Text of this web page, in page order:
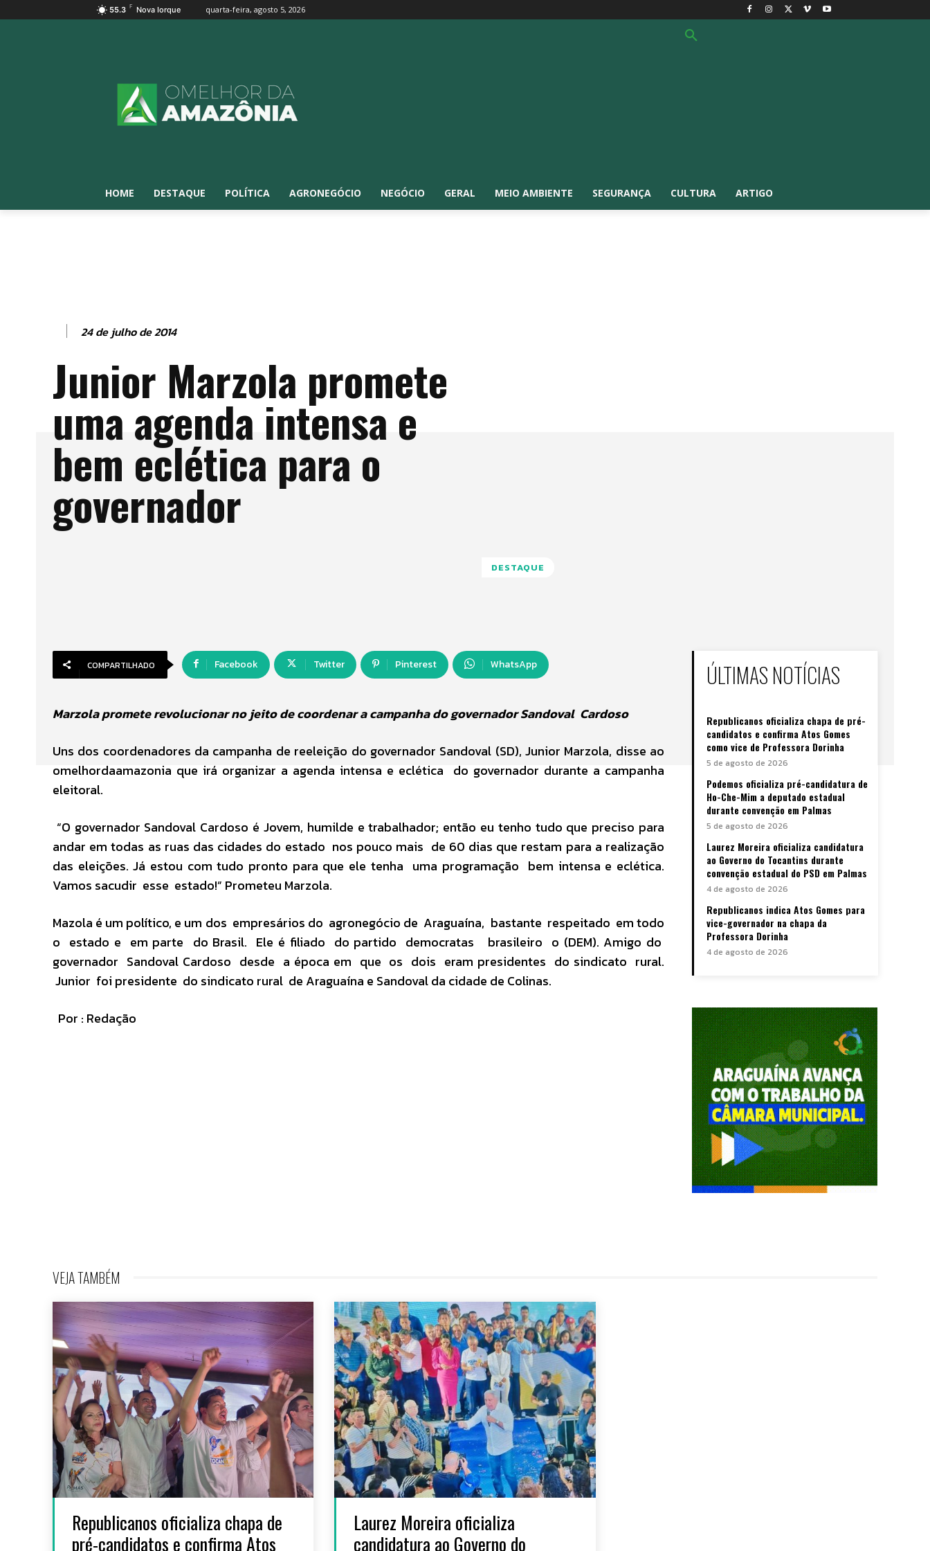
55.3 F Nova Iorque quarta-feira, agosto 5, 2026
HOME DESTAQUE POLÍTICA AGRONEGÓCIO NEGÓCIO GERAL MEIO AMBIENTE SEGURANÇA CULTURA ARTIGO
24 de julho de 2014
Junior Marzola promete
uma agenda intensa e
bem eclética para o
governador
DESTAQUE
COMPARTILHADO Facebook Twitter Pinterest WhatsApp
Marzola promete revolucionar no jeito de coordenar a campanha do governador Sandoval Cardoso
Uns dos coordenadores da campanha de reeleição do governador Sandoval (SD), Junior Marzola, disse ao
omelhordaamazonia que irá organizar a agenda intensa e eclética do governador durante a campanha
eleitoral.
“O governador Sandoval Cardoso é Jovem, humilde e trabalhador; então eu tenho tudo que preciso para
andar em todas as ruas das cidades do estado nos pouco mais de 60 dias que restam para a realização
das eleições. Já estou com tudo pronto para que ele tenha uma programação bem intensa e eclética.
Vamos sacudir esse estado!” Prometeu Marzola.
Mazola é um político, e um dos empresários do agronegócio de Araguaína, bastante respeitado em todo
o estado e em parte do Brasil. Ele é filiado do partido democratas brasileiro o (DEM). Amigo do
governador Sandoval Cardoso desde a época em que os dois eram presidentes do sindicato rural.
Junior foi presidente do sindicato rural de Araguaína e Sandoval da cidade de Colinas.
Por : Redação
ÚLTIMAS NOTÍCIAS
Republicanos oficializa chapa de pré-
candidatos e confirma Atos Gomes
como vice de Professora Dorinha
5 de agosto de 2026
Podemos oficializa pré-candidatura de
Ho-Che-Mim a deputado estadual
durante convenção em Palmas
5 de agosto de 2026
Laurez Moreira oficializa candidatura
ao Governo do Tocantins durante
convenção estadual do PSD em Palmas
4 de agosto de 2026
Republicanos indica Atos Gomes para
vice-governador na chapa da
Professora Dorinha
4 de agosto de 2026
VEJA TAMBÉM
Republicanos oficializa chapa de
pré-candidatos e confirma Atos
Laurez Moreira oficializa
candidatura ao Governo do